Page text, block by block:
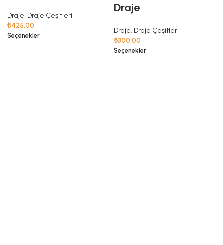
Draje, Draje Çeşitleri
₺425,00
Seçenekler
Draje
Draje, Draje Çeşitleri
₺300,00
Seçenekler